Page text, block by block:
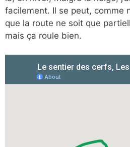
facilement. Il se peut, comme
que la route ne soit que
mais ça roule bien.